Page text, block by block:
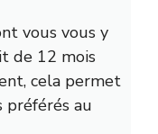
vous vous y
de 12 mois
cela permet
préférés au